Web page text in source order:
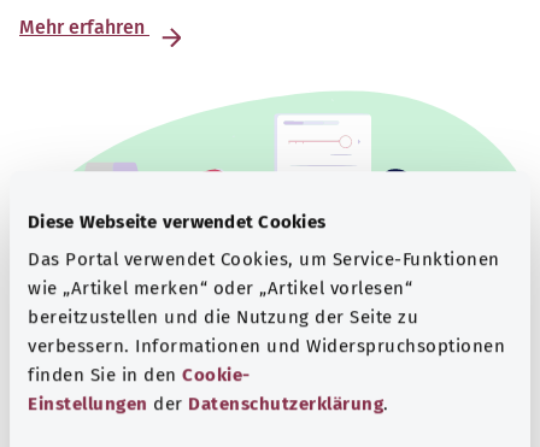
Diese Webseite verwendet Cookies
Das Portal verwendet Cookies, um Service-Funktionen
wie „Artikel merken“ oder „Artikel vorlesen“
bereitzustellen und die Nutzung der Seite zu
verbessern. Informationen und Widerspruchsoptionen
finden Sie in den Cookie-
Einstellungen der Datenschutzerklärung.
Mehr erfahren
Beratung und Hilfe